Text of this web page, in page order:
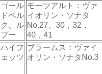
ゴール
ドベル
ク、ル
プー
モーツアルト：ヴァ
イオリン・ソナタ
No.27、30，32，
40，41
ハイフ
ェッツ
ブラームス：ヴァイ
オリン・ソナタNo.3